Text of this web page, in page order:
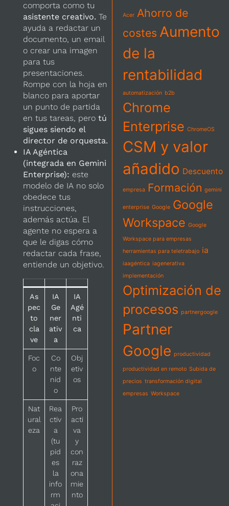
comporta como tu
asistente creativo. Te
ayuda a redactar un
documento, un email
o crear una imagen
para tus
presentaciones.
Rompe con la hoja en
blanco para aportar
un punto de partida
en tus tareas, perotú
sigues siendo el
director de orquesta.
IA Agéntica
(integrada en Gemini
Enterprise): este
modelo de IA no solo
obedece tus
instrucciones,
además actúa. El
agente no espera a
que le digas cómo
redactar cada frase,
entiende un objetivo.
As
pec
to
cla
ve
IA
Ge
ner
ativ
a
IA
Agé
nti
ca
Foc
o
Co
nte
nid
o
Obj
etiv
os
Nat
ural
eza
Rea
ctiv
a
(tu
pid
es
la
info
rm
Pro
acti
va
y
con
raz
ona
mie
nto
Acer Ahorro de
costes Aumento
de la
rentabilidad
automatización b2b
Chrome
Enterprise ChromeOS
CSM y valor
añadido Descuento
empresa Formación gemini
enterprise Google Google
Workspace Google
Workspace para empresas
herramientas para teletrabajo ia
iaagéntica iagenerativa
implementación
Optimización de
procesos partnergoogle
Partner
Google productividad
productividad en remoto Subida de
precios transformación digital
empresas Workspace